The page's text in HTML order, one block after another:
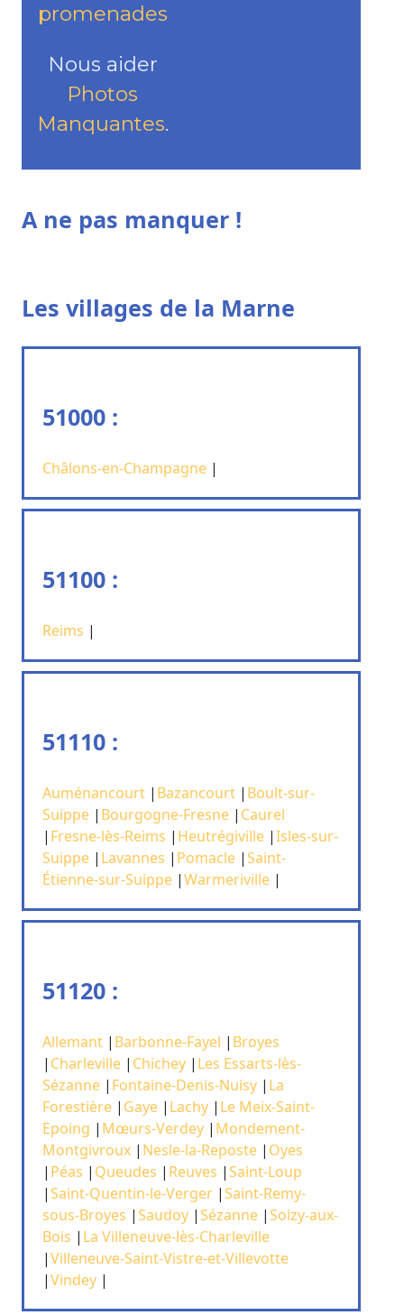
promenades
Nous aider
Photos
Manquantes.
A ne pas manquer !
Les villages de la Marne
51000 :
Châlons-en-Champagne |
51100 :
Reims |
51110 :
Auménancourt | Bazancourt | Boult-sur-
Suippe | Bourgogne-Fresne | Caurel
| Fresne-lès-Reims | Heutrégiville |Isles-sur-
Suippe | Lavannes | Pomacle |Saint-
Étienne-sur-Suippe |Warmeriville |
51120 :
Allemant | Barbonne-Fayel | Broyes
| Charleville | Chichey | Les Essarts-lès-
Sézanne | Fontaine-Denis-Nuisy | La
Forestière | Gaye | Lachy | Le Meix-Saint-
Epoing | Mœurs-Verdey | Mondement-
Montgivroux | Nesle-la-Reposte | Oyes
| Péas | Queudes | Reuves |Saint-Loup
|Saint-Quentin-le-Verger |Saint-Remy-
sous-Broyes |Saudoy |Sézanne |Soizy-aux-
Bois | La Villeneuve-lès-Charleville
|Villeneuve-Saint-Vistre-et-Villevotte
|Vindey |